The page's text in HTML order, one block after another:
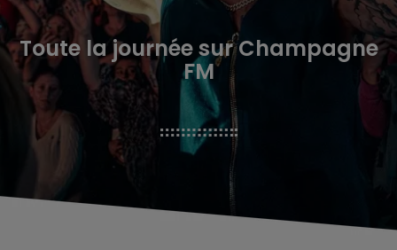
Toute la journée sur Champagne
FM